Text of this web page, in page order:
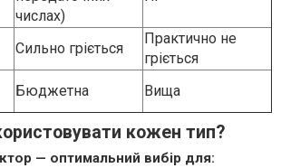
числах)
Сильно гріється
Практично не
гріється
Бюджетна Вища
кожен тип?
— оптимальний вибір для: